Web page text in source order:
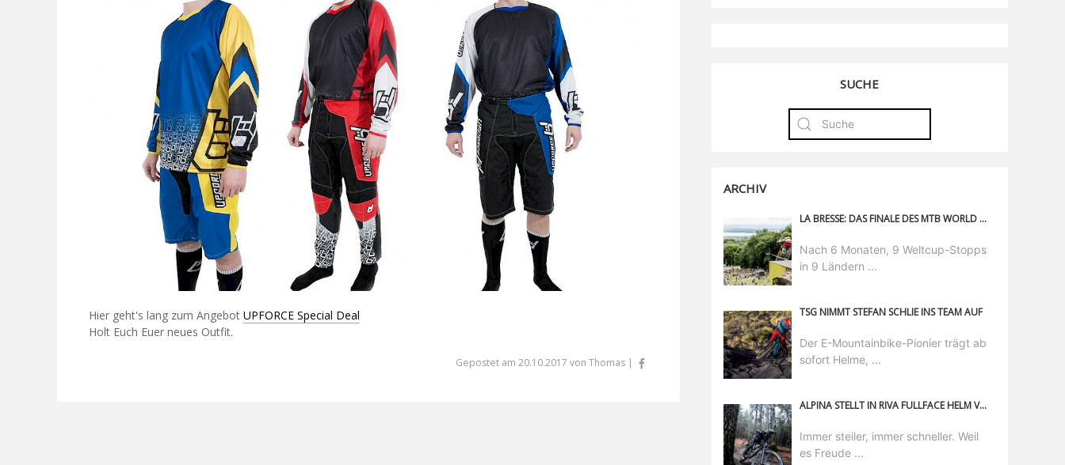
Hier geht's lang zum Angebot UPFORCE Special Deal
Holt Euch Euer neues Outfit.
Gepostet am 20.10.2017 von Thomas |
SUCHE
ARCHIV
LA BRESSE: DAS FINALE DES MTB WORLD CUP
Nach 6 Monaten, 9 Weltcup-Stopps
in 9 Ländern ...
TSG NIMMT STEFAN SCHLIE INS TEAM AUF
Der E-Mountainbike-Pionier trägt ab
sofort Helme, ...
ALPINA STELLT IN RIVA FULLFACE HELM VOR UND ZEICHNET PODCAST MIT GEOFF GULEVICH LIVE AUF
Immer steiler, immer schneller. Weil
es Freude ...